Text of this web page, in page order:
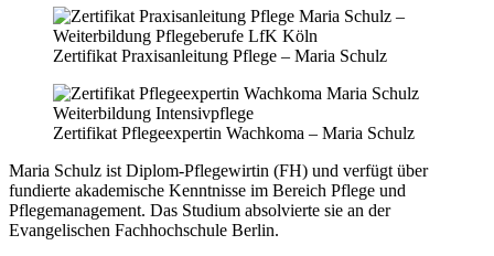
Zertifikat Praxisanleitung Pflege – Maria Schulz
Zertifikat Pflegeexpertin Wachkoma – Maria Schulz
Maria Schulz ist Diplom-Pflegewirtin (FH) und verfügt über
fundierte akademische Kenntnisse im Bereich Pflege und
Pflegemanagement. Das Studium absolvierte sie an der
Evangelischen Fachhochschule Berlin.